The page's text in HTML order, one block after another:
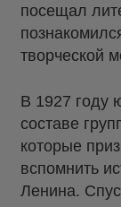
посещал
творческой
В 1927 году
составе
которые
вспомнить
Ленина.